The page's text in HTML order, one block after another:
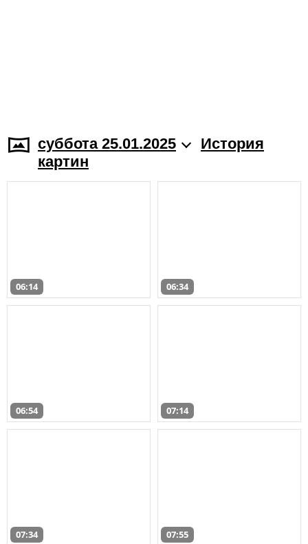
суббота 25.01.2025
История
картин
06:14 06:34
06:54 07:14
07:34 07:55